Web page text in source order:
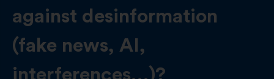
against desinformation
(fake news, AI,
interferences…)?